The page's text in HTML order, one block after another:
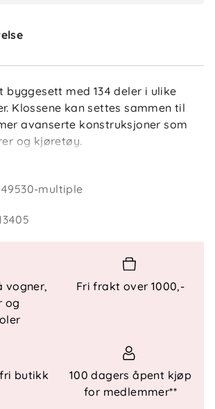
byggesett med 134 deler i ulike
Klossene kan settes sammen til
avanserte konstruksjoner som
og kjøretøy.
lek. Lokket kan også brukes som
som byggeplate
med nett
sertifiserte materialer
multiple
vogner,
og
Fri frakt over 1000,-
butikk
100 dagers åpent kjøp
for medlemmer**